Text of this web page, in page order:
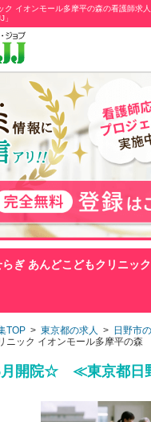
ク イオンモール多摩平の森の看護師求
」
らぎ あんどこどもクリニッ
TOP > 東京都の求人 > 日野市
ニック イオンモール多摩平の森
開院☆ ≪東京都日